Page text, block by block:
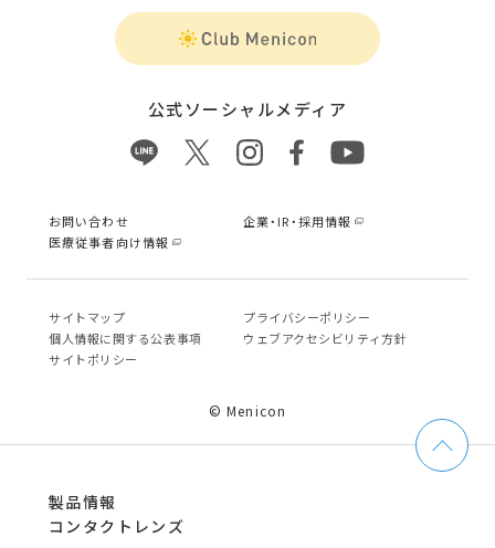
公式ソーシャルメディア
お問い合わせ
企業・IR・採用情報
医療従事者向け情報
サイトマップ
プライバシーポリシー
個⼈情報に関する公表事項
ウェブアクセシビリティ方針
サイトポリシー
© Menicon
製品情報
コンタクトレンズ